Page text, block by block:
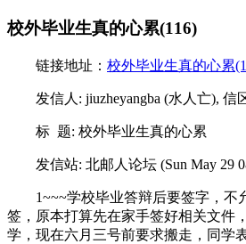
校外毕业生真的心累(116)
链接地址： 校外毕业生真的心累
发信人: jiuzheyangba (水人亡), 信
标 题: 校外毕业生真的心累
发信站: 北邮人论坛 (Sun May 29
1~~~学校毕业答辩后要签字，不
签，原本打算先在家手签好相关文件
学，现在六月三号前要求搬走，同学